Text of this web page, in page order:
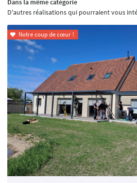
CONTACT
Dans la même catégorie
D'autres réalisations qui pourraient vous
 Notre coup de cœur !